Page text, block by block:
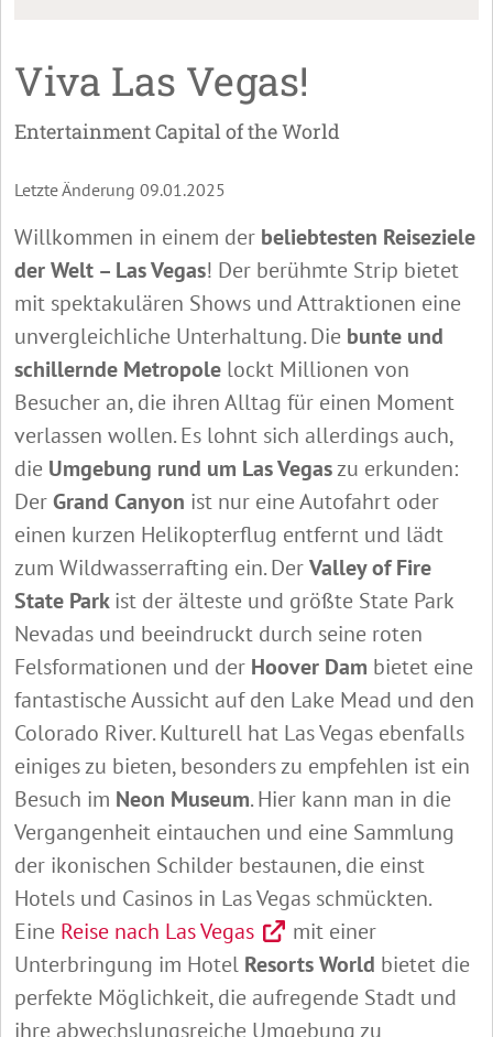
Viva Las Vegas!
Entertainment Capital of the World
Letzte Änderung 09.01.2025
Willkommen in einem der beliebtesten Reiseziele
der Welt – Las Vegas! Der berühmte Strip bietet
mit spektakulären Shows und Attraktionen eine
unvergleichliche Unterhaltung. Die bunte und
schillernde Metropole lockt Millionen von
Besucher an, die ihren Alltag für einen Moment
verlassen wollen. Es lohnt sich allerdings auch,
die Umgebung rund um Las Vegaszu erkunden:
DerGrand Canyon ist nur eine Autofahrt oder
einen kurzen Helikopterflug entfernt und lädt
zum Wildwasserrafting ein. DerValley of Fire
State Parkist der älteste und größte State Park
Nevadas und beeindruckt durch seine roten
Felsformationen und der Hoover Dam bietet eine
fantastische Aussicht auf den Lake Mead und den
Colorado River. Kulturell hat Las Vegas ebenfalls
einiges zu bieten, besonders zu empfehlen ist ein
Besuch im Neon Museum. Hier kann man in die
Vergangenheit eintauchen und eine Sammlung
der ikonischen Schilder bestaunen, die einst
Hotels und Casinos in Las Vegas schmückten.
Eine Reise nach Las Vegas
mit einer
Unterbringung im Hotel Resorts World bietet die
perfekte Möglichkeit, die aufregende Stadt und
ihre abwechslungsreiche Umgebung zu